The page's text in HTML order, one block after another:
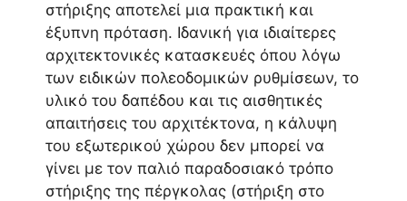
στήριξης αποτελεί μια πρακτική και
έξυπνη πρόταση. Ιδανική για ιδιαίτερες
αρχιτεκτονικές κατασκευές όπου λόγω
των ειδικών πολεοδομικών ρυθμίσεων, το
υλικό του δαπέδου και τις αισθητικές
απαιτήσεις του αρχιτέκτονα, η κάλυψη
του εξωτερικού χώρου δεν μπορεί να
γίνει με τον παλιό παραδοσιακό τρόπο
στήριξης της πέργκολας (στήριξη στο